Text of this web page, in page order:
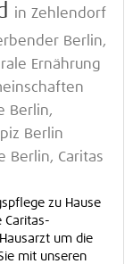
in Zehlendorf
Berlin,
Ernährung
Berlin,
Berlin
Berlin, Caritas
zu Hause
Caritas-
um die
mit unseren